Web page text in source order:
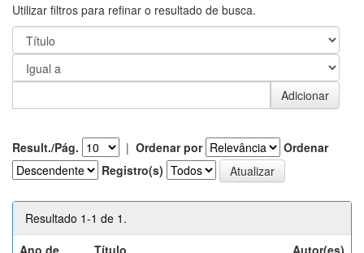
Utilizar filtros para refinar o resultado de busca.
Result./Pág. | Ordenar por
Ordenar
Registro(s)
Resultado 1-1 de 1.
Ano de
Título Autor(es)